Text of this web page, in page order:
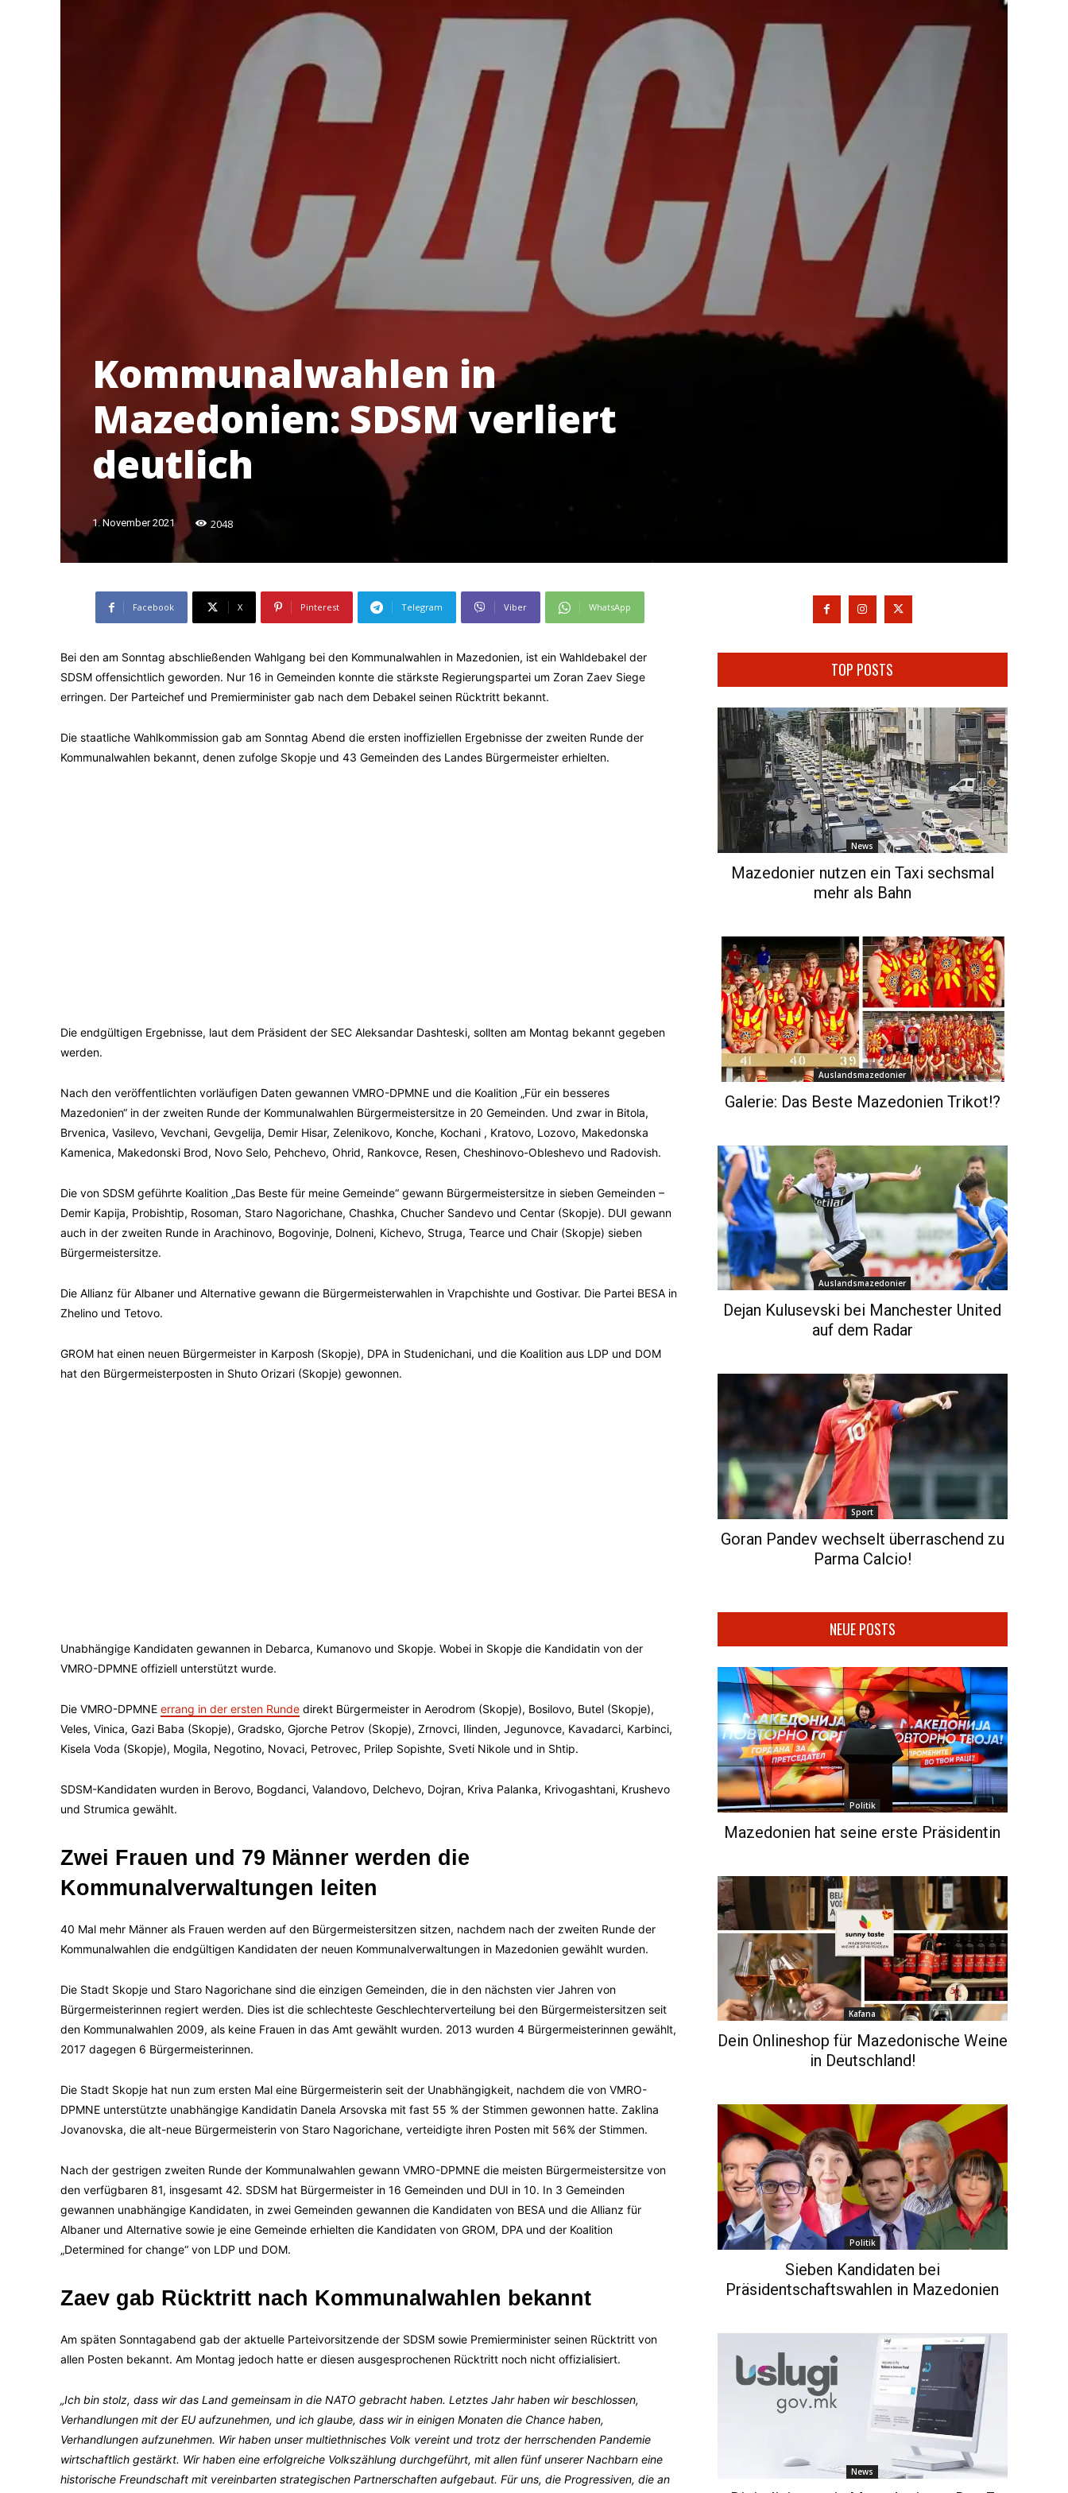
Kommunalwahlen in
Mazedonien: SDSM verliert
deutlich
1. November 2021 2048
Facebook X Pinterest Telegram Viber WhatsApp
Bei den am Sonntag abschließenden Wahlgang bei den Kommunalwahlen in Mazedonien, ist ein Wahldebakel der
SDSM offensichtlich geworden. Nur 16 in Gemeinden konnte die stärkste Regierungspartei um Zoran Zaev Siege
erringen. Der Parteichef und Premierminister gab nach dem Debakel seinen Rücktritt bekannt.
Die staatliche Wahlkommission gab am Sonntag Abend die ersten inoffiziellen Ergebnisse der zweiten Runde der
Kommunalwahlen bekannt, denen zufolge Skopje und 43 Gemeinden des Landes Bürgermeister erhielten.
Die endgültigen Ergebnisse, laut dem Präsident der SEC Aleksandar Dashteski, sollten am Montag bekannt gegeben
werden.
Nach den veröffentlichten vorläufigen Daten gewannen VMRO-DPMNE und die Koalition „Für ein besseres
Mazedonien“ in der zweiten Runde der Kommunalwahlen Bürgermeistersitze in 20 Gemeinden. Und zwar in Bitola,
Brvenica, Vasilevo, Vevchani, Gevgelija, Demir Hisar, Zelenikovo, Konche, Kochani , Kratovo, Lozovo, Makedonska
Kamenica, Makedonski Brod, Novo Selo, Pehchevo, Ohrid, Rankovce, Resen, Cheshinovo-Obleshevo und Radovish.
Die von SDSM geführte Koalition „Das Beste für meine Gemeinde“ gewann Bürgermeistersitze in sieben Gemeinden –
Demir Kapija, Probishtip, Rosoman, Staro Nagorichane, Chashka, Chucher Sandevo und Centar (Skopje). DUI gewann
auch in der zweiten Runde in Arachinovo, Bogovinje, Dolneni, Kichevo, Struga, Tearce und Chair (Skopje) sieben
Bürgermeistersitze.
Die Allianz für Albaner und Alternative gewann die Bürgermeisterwahlen in Vrapchishte und Gostivar. Die Partei BESA in
Zhelino und Tetovo.
GROM hat einen neuen Bürgermeister in Karposh (Skopje), DPA in Studenichani, und die Koalition aus LDP und DOM
hat den Bürgermeisterposten in Shuto Orizari (Skopje) gewonnen.
Unabhängige Kandidaten gewannen in Debarca, Kumanovo und Skopje. Wobei in Skopje die Kandidatin von der
VMRO-DPMNE offiziell unterstützt wurde.
Die VMRO-DPMNE errang in der ersten Runde direkt Bürgermeister in Aerodrom (Skopje), Bosilovo, Butel (Skopje),
Veles, Vinica, Gazi Baba (Skopje), Gradsko, Gjorche Petrov (Skopje), Zrnovci, Ilinden, Jegunovce, Kavadarci, Karbinci,
Kisela Voda (Skopje), Mogila, Negotino, Novaci, Petrovec, Prilep Sopishte, Sveti Nikole und in Shtip.
SDSM-Kandidaten wurden in Berovo, Bogdanci, Valandovo, Delchevo, Dojran, Kriva Palanka, Krivogashtani, Krushevo
und Strumica gewählt.
Zwei Frauen und 79 Männer werden die
Kommunalverwaltungen leiten
40 Mal mehr Männer als Frauen werden auf den Bürgermeistersitzen sitzen, nachdem nach der zweiten Runde der
Kommunalwahlen die endgültigen Kandidaten der neuen Kommunalverwaltungen in Mazedonien gewählt wurden.
Die Stadt Skopje und Staro Nagorichane sind die einzigen Gemeinden, die in den nächsten vier Jahren von
Bürgermeisterinnen regiert werden. Dies ist die schlechteste Geschlechterverteilung bei den Bürgermeistersitzen seit
den Kommunalwahlen 2009, als keine Frauen in das Amt gewählt wurden. 2013 wurden 4 Bürgermeisterinnen gewählt,
2017 dagegen 6 Bürgermeisterinnen.
Die Stadt Skopje hat nun zum ersten Mal eine Bürgermeisterin seit der Unabhängigkeit, nachdem die von VMRO-
DPMNE unterstützte unabhängige Kandidatin Danela Arsovska mit fast 55 % der Stimmen gewonnen hatte. Zaklina
Jovanovska, die alt-neue Bürgermeisterin von Staro Nagorichane, verteidigte ihren Posten mit 56% der Stimmen.
Nach der gestrigen zweiten Runde der Kommunalwahlen gewann VMRO-DPMNE die meisten Bürgermeistersitze von
den verfügbaren 81, insgesamt 42. SDSM hat Bürgermeister in 16 Gemeinden und DUI in 10. In 3 Gemeinden
gewannen unabhängige Kandidaten, in zwei Gemeinden gewannen die Kandidaten von BESA und die Allianz für
Albaner und Alternative sowie je eine Gemeinde erhielten die Kandidaten von GROM, DPA und der Koalition
„Determined for change“ von LDP und DOM.
Zaev gab Rücktritt nach Kommunalwahlen bekannt
Am späten Sonntagabend gab der aktuelle Parteivorsitzende der SDSM sowie Premierminister seinen Rücktritt von
allen Posten bekannt. Am Montag jedoch hatte er diesen ausgesprochenen Rücktritt noch nicht offizialisiert.
„Ich bin stolz, dass wir das Land gemeinsam in die NATO gebracht haben. Letztes Jahr haben wir beschlossen,
Verhandlungen mit der EU aufzunehmen, und ich glaube, dass wir in einigen Monaten die Chance haben,
Verhandlungen aufzunehmen. Wir haben unser multiethnisches Volk vereint und trotz der herrschenden Pandemie
wirtschaftlich gestärkt. Wir haben eine erfolgreiche Volkszählung durchgeführt, mit allen fünf unserer Nachbarn eine
historische Freundschaft mit vereinbarten strategischen Partnerschaften aufgebaut. Für uns, die Progressiven, die an
TOP POSTS
News
Mazedonier nutzen ein Taxi sechsmal
mehr als Bahn
Auslandsmazedonier
Galerie: Das Beste Mazedonien Trikot!?
Auslandsmazedonier
Dejan Kulusevski bei Manchester United
auf dem Radar
Sport
Goran Pandev wechselt überraschend zu
Parma Calcio!
NEUE POSTS
Politik
Mazedonien hat seine erste Präsidentin
Kafana
Dein Onlineshop für Mazedonische Weine
in Deutschland!
Politik
Sieben Kandidaten bei
Präsidentschaftswahlen in Mazedonien
News